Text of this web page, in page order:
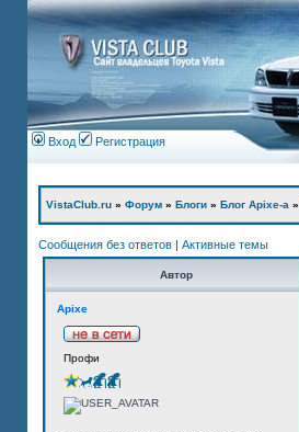
Вход Регистрация
VistaClub.ru » Форум » Блоги » Блог Apixe-а »
Сообщения без ответов | Активные темы
Автор
Apixe
Профи